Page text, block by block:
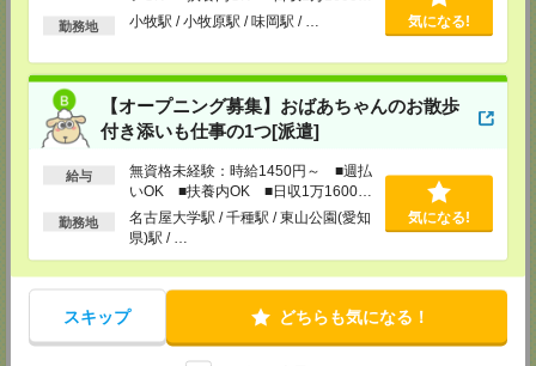
以上
勤務地 小牧駅 / 小牧原駅 / 味岡駅 / … 気になる!
【オープニング募集】おばあちゃんのお散歩
付き添いも仕事の1つ[派遣]
給与
無資格未経験：時給1450円～ ■週払
いOK ■扶養内OK ■日収1万1600円
以上
勤務地
名古屋大学駅 / 千種駅 / 東山公園(愛知
県)駅 / …
気になる!
スキップ どちらも気になる！
所要時間
・お仕事のご紹介など
登録場所
CS名古屋支店
名古屋市中区栄 2-3-1 名古屋広小路ビルヂング 5F
TEL：0120-503-713
CS_NAGOYA@manpowergroup.jp
担当：採用担当
〒422-8067
静岡市駿河区南町18-1 サウスポット静岡 14F